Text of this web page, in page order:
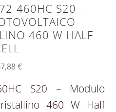
460HC S20 –
460 W HALF
€
S20 – Modulo
460 W Half